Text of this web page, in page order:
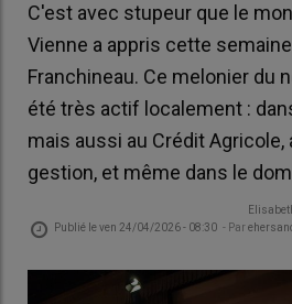
C'est avec stupeur que le
Vienne a appris cette
Franchineau. Ce melonier du
été très actif localement :
mais aussi au Crédit Agricole,
gestion, et même dans le
Publié leven 24/04/2026 - 08:30 - Par